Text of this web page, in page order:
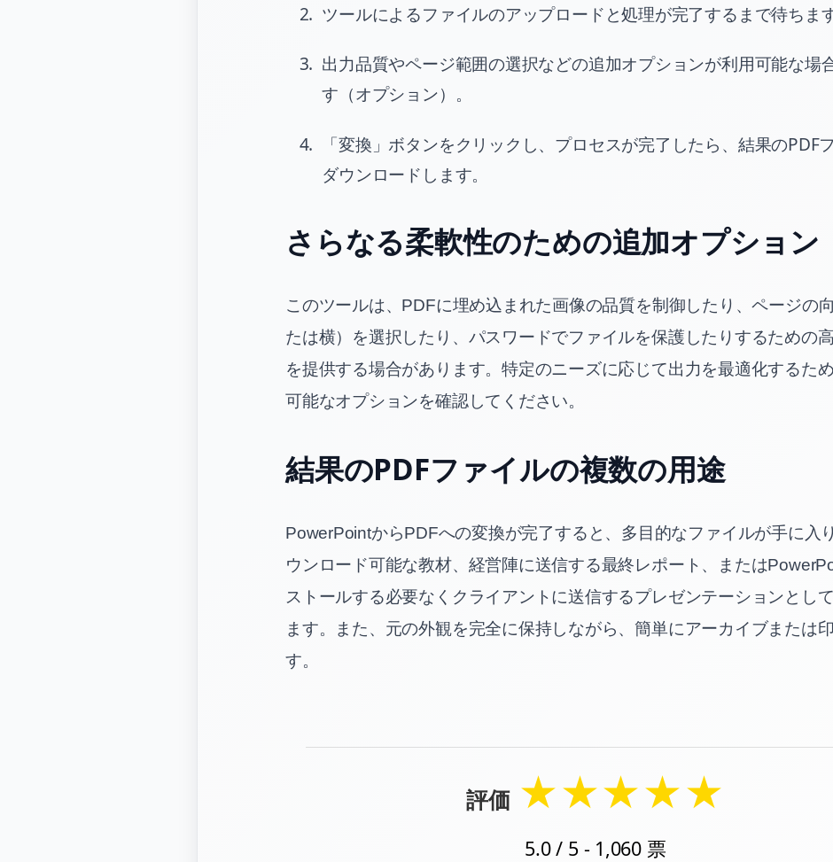
ツールによるファイルのアップロードと処理が完了するまで待ちます
出力品質やページ範囲の選択などの追加オプションが利用可能な場
す（オプション）。
「変換」ボタンをクリックし、プロセスが完了したら、結果のPDF
ダウンロードします。
さらなる柔軟性のための追加オプション
このツールは、PDFに埋め込まれた画像の品質を制御したり、ページの
たは横）を選択したり、パスワードでファイルを保護したりするための
を提供する場合があります。特定のニーズに応じて出力を最適化するた
可能なオプションを確認してください。
結果のPDFファイルの複数の用途
PowerPointからPDFへの変換が完了すると、多目的なファイルが手に入
ウンロード可能な教材、経営陣に送信する最終レポート、または
ストールする必要なくクライアントに送信するプレゼンテーションとし
ます。また、元の外観を完全に保持しながら、簡単にアーカイブまたは
す。
評価 ★★★★★
5.0/ 5 - 1,060 票